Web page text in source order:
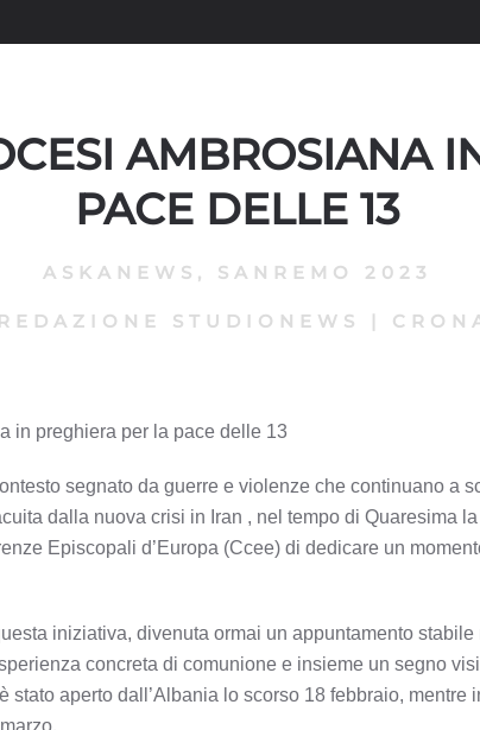
AMBROSIANA
PACE DELLE 13
ASKANEWS , SANREMO 2023
REDAZIONE STUDIONEWS |
in preghiera per la pace delle 13
segnato da guerre e violenze che continuano a
dalla nuova crisi in Iran , nel tempo di Quaresima
Episcopali d’Europa (Ccee) di dedicare un
iniziativa, divenuta ormai un appuntamento
concreta di comunione e insieme un segno
stato aperto dall’Albania lo scorso 18 febbraio, mentre